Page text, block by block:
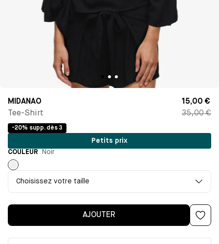
MIDANAO
Tee-Shirt
15,00 €
35,00 €
-20% supp. dès 3
Petits prix
COULEUR
Noir
Noir
Choisissez votre taille
AJOUTER